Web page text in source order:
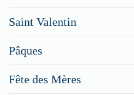
Saint Valentin
Pâques
Fête des Mères